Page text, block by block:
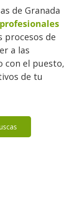
CON
de Granada
procesos de
a las
con el puesto,
de tu